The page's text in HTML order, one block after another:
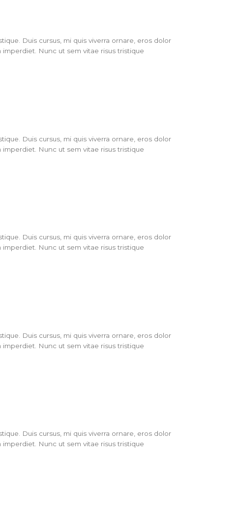
Duis cursus, mi quis viverra ornare, eros dolor
Nunc ut sem vitae risus tristique
Duis cursus, mi quis viverra ornare, eros dolor
Nunc ut sem vitae risus tristique
Duis cursus, mi quis viverra ornare, eros dolor
Nunc ut sem vitae risus tristique
Duis cursus, mi quis viverra ornare, eros dolor
Nunc ut sem vitae risus tristique
Duis cursus, mi quis viverra ornare, eros dolor
Nunc ut sem vitae risus tristique